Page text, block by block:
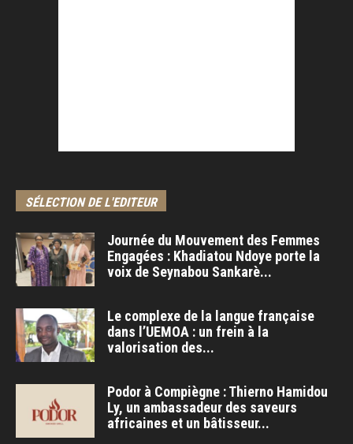
SÉLECTION DE L'EDITEUR
Journée du Mouvement des Femmes
Engagées : Khadiatou Ndoye porte la
voix de Seynabou Sankarè...
Le complexe de la langue française
dans l’UEMOA : un frein à la
valorisation des...
Podor à Compiègne : Thierno Hamidou
Ly, un ambassadeur des saveurs
africaines et un bâtisseur...